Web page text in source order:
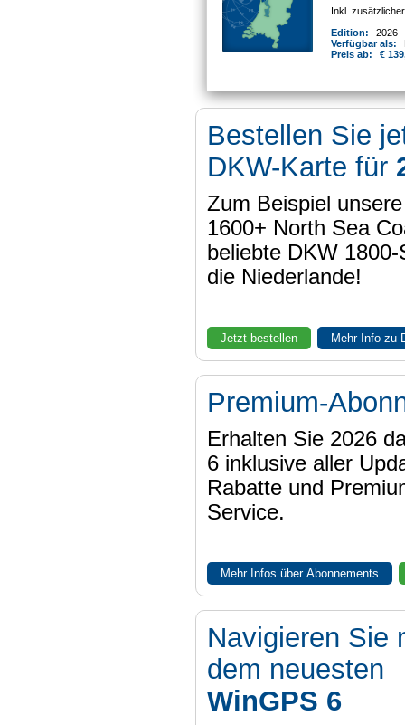
Inkl.
Edition:
2026
Verfügbar als:
Preis ab:
€
Bestellen Sie
DKW-Karte für
Zum Beispiel
1600+ North Sea
beliebte DKW
die Niederlande!
Jetzt bestellen Mehr Info zu
Premium-
Erhalten Sie 2026
6 inklusive aller
Rabatte und
Service.
Mehr Infos über Abonnements
Navigieren Sie
dem neuesten
WinGPS 6